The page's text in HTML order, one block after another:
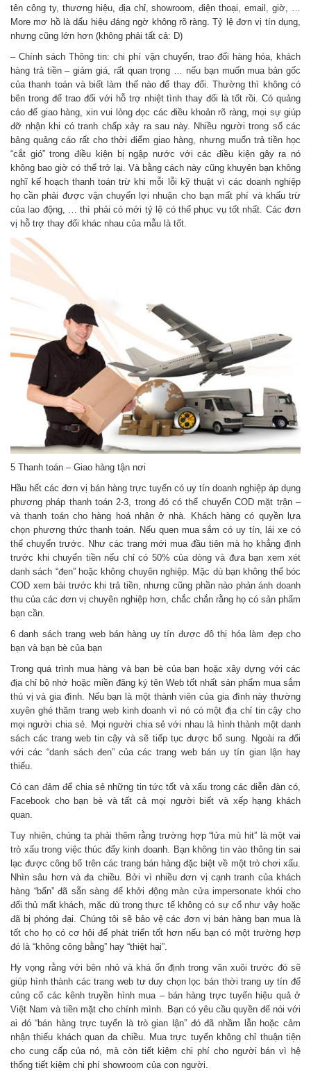
tên công ty, thương hiệu, địa chỉ, showroom, điện thoại, email, giờ, …
More mơ hồ là dấu hiệu đáng ngờ không rõ ràng. Tỷ lệ đơn vị tín dụng,
nhưng cũng lớn hơn (không phải tất cả: D)
– Chính sách Thông tin: chi phí vận chuyển, trao đổi hàng hóa, khách
hàng trả tiền – giảm giá, rất quan trọng … nếu bạn muốn mua bản gốc
của thanh toán và biết làm thế nào để thay đổi. Thường thì không có
bên trong để trao đổi với hỗ trợ nhiệt tình thay đổi là tốt rồi. Có quảng
cáo để giao hàng, xin vui lòng đọc các điều khoản rõ ràng, mọi sự giúp
đỡ nhận khi có tranh chấp xảy ra sau này. Nhiều người trong số các
bảng quảng cáo rất cho thời điểm giao hàng, nhưng muốn trả tiền học
“cắt gió” trong điều kiện bị ngập nước với các điều kiện gây ra nó
không bao giờ có thể trở lại. Và bằng cách này cũng khuyên bạn không
nghĩ kế hoạch thanh toán trừ khi mỗi lỗi kỹ thuật vì các doanh nghiệp
họ cần phải được vận chuyển lợi nhuận cho bạn mất phí và khấu trừ
của lao động, … thì phải có mới tỷ lệ có thể phục vụ tốt nhất. Các đơn
vị hỗ trợ thay đổi khác nhau của mẫu là tốt.
5 Thanh toán – Giao hàng tận nơi
Hầu hết các đơn vị bán hàng trực tuyến có uy tín doanh nghiệp áp dụng
phương pháp thanh toán 2-3, trong đó có thể chuyển COD mặt trận –
và thanh toán cho hàng hoá nhận ở nhà. Khách hàng có quyền lựa
chọn phương thức thanh toán. Nếu quen mua sắm có uy tín, lái xe có
thể chuyển trước. Như các trang mới mua đầu tiên mà họ khẳng định
trước khi chuyển tiền nếu chỉ có 50% của dòng và đưa bạn xem xét
danh sách “đen” hoặc không chuyên nghiệp. Mặc dù bạn không thể bóc
COD xem bài trước khi trả tiền, nhưng cũng phần nào phản ánh doanh
thu của các đơn vị chuyên nghiệp hơn, chắc chắn rằng họ có sản phẩm
bạn cần.
6 danh sách trang web bán hàng uy tín được đô thị hóa làm đẹp cho
bạn và bạn bè của bạn
Trong quá trình mua hàng và bạn bè của bạn hoặc xây dựng với các
địa chỉ bộ nhớ hoặc miền đăng ký tên Web tốt nhất sản phẩm mua sắm
thú vị và gia đình. Nếu bạn là một thành viên của gia đình này thường
xuyên ghé thăm trang web kinh doanh vì nó có một địa chỉ tin cậy cho
mọi người chia sẻ. Mọi người chia sẻ với nhau là hình thành một danh
sách các trang web tin cậy và sẽ tiếp tục được bổ sung. Ngoài ra đối
với các “danh sách đen” của các trang web bán uy tín gian lận hay
thiếu.
Có can đảm để chia sẻ những tin tức tốt và xấu trong các diễn đàn có,
Facebook cho bạn bè và tất cả mọi người biết và xếp hạng khách
quan.
Tuy nhiên, chúng ta phải thêm rằng trường hợp “lửa mù hit” là một vai
trò xấu trong việc thúc đẩy kinh doanh. Bạn không tin vào thông tin sai
lạc được công bố trên các trang bán hàng đặc biệt về một trò chơi xấu.
Nhìn sâu hơn và đa chiều. Bởi vì nhiều đơn vị cạnh tranh của khách
hàng “bẩn” đã sẵn sàng để khởi động màn cửa impersonate khói cho
đối thủ mất khách, mặc dù trong thực tế không có sự cố như vậy hoặc
đã bị phóng đại. Chúng tôi sẽ bảo vệ các đơn vị bán hàng bạn mua là
tốt cho họ có cơ hội để phát triển tốt hơn nếu bạn có một trường hợp
đó là “không công bằng” hay “thiệt hại”.
Hy vọng rằng với bên nhỏ và khá ổn định trong văn xuôi trước đó sẽ
giúp hình thành các trang web tư duy chọn lọc bán thời trang uy tín để
củng cố các kênh truyền hình mua – bán hàng trực tuyến hiệu quả ở
Việt Nam và tiền mặt cho chính mình. Bạn có yêu cầu quyền để nói với
ai đó “bán hàng trực tuyến là trò gian lận” đó đã nhầm lẫn hoặc cảm
nhận thiếu khách quan đa chiều. Mua trực tuyến không chỉ thuận tiện
cho cung cấp của nó, mà còn tiết kiệm chi phí cho người bán vì hệ
thống tiết kiệm chi phí showroom của con người.